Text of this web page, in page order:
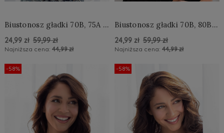
Biustonosz gładki 70B, 75A -
24,99 zł 59,99 zł
Najniższa cena: 44,99 zł
Do Koszyka »
Biustonosz gładki 70B, 80B -
24,99 zł 59,99 zł
Najniższa cena: 44,99 zł
Do Koszyka »
-58% -58%